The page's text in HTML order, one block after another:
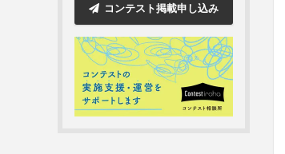
コンテスト掲載申し込み